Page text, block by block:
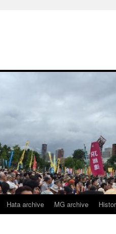
Hata archive MG archive